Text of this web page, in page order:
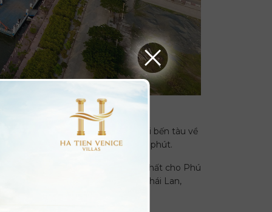
Hà Tiên đang có chủ trương dời bến tàu về
và đi Phú Quốc chỉ khoảng 60 phút.
là khu vực hậu cần trên bộ tốt nhất cho Phú
Á hoàn chỉnh, du khách từ Thái Lan,